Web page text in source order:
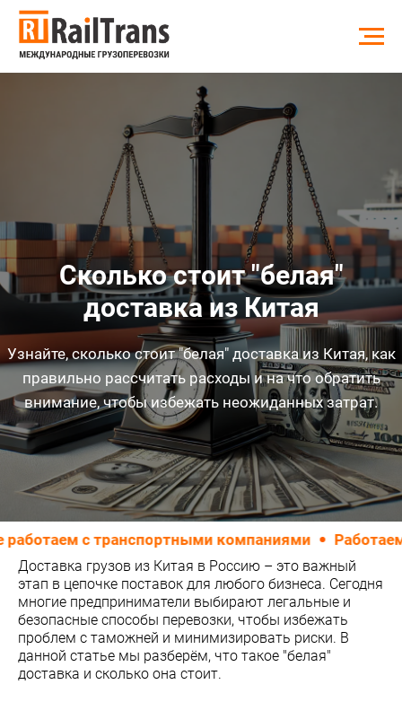
Сколько стоит "белая"
доставка из Китая
Узнайте, сколько стоит "белая" доставка из Китая, как
правильно рассчитать расходы и на что обратить
внимание, чтобы избежать неожиданных затрат.
с транспортными компаниями Работаем
Доставка грузов из Китая в Россию – это важный
этап в цепочке поставок для любого бизнеса. Сегодня
многие предприниматели выбирают легальные и
безопасные способы перевозки, чтобы избежать
проблем с таможней и минимизировать риски. В
данной статье мы разберём, что такое "белая"
доставка и сколько она стоит.